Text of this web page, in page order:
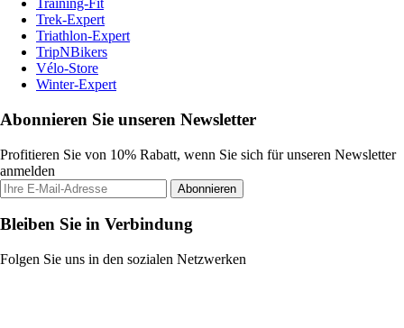
Training-Fit
Trek-Expert
Triathlon-Expert
TripNBikers
Vélo-Store
Winter-Expert
Abonnieren Sie unseren Newsletter
Profitieren Sie von 10% Rabatt, wenn Sie sich für unseren Newsletter
anmelden
Abonnieren
Bleiben Sie in Verbindung
Folgen Sie uns in den sozialen Netzwerken